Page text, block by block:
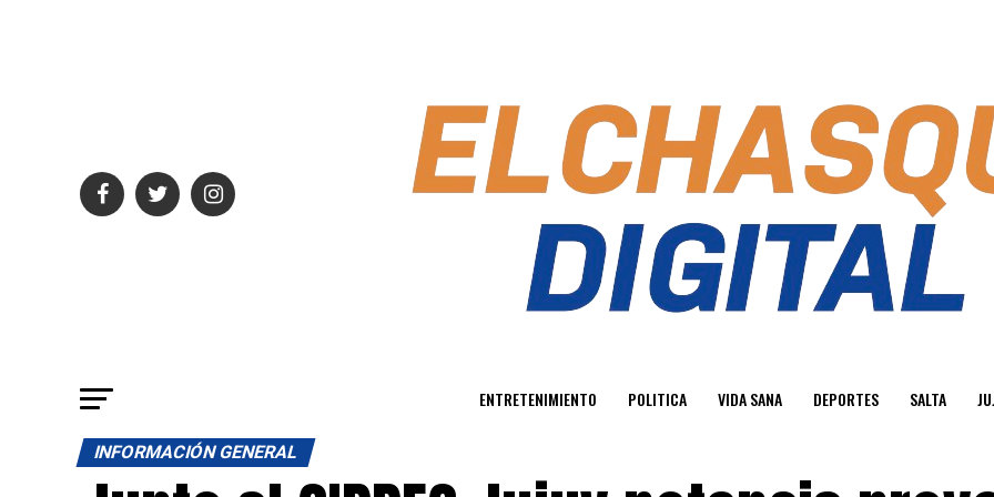
ENTRETENIMIENTO POLITICA VIDA SANA DEPORTES SALTA
INFORMACIÓN GENERAL